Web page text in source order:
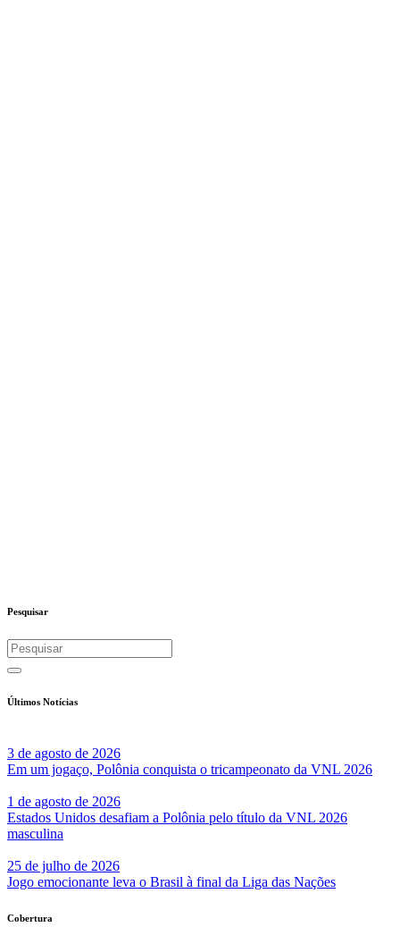
Pesquisar
Últimos Notícias
3 de agosto de 2026
Em um jogaço, Polônia conquista o tricampeonato da VNL 2026
1 de agosto de 2026
Estados Unidos desafiam a Polônia pelo título da VNL 2026
masculina
25 de julho de 2026
Jogo emocionante leva o Brasil à final da Liga das Nações
Cobertura